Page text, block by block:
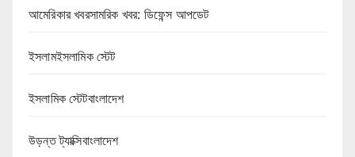
আমেরিকার খবরসামরিক খবর: ডিফেন্স আপডেট
ইসলামইসলামিক স্টেট
ইসলামিক স্টেটবাংলাদেশ
উড়ন্ত ট্যাক্সিবাংলাদেশ